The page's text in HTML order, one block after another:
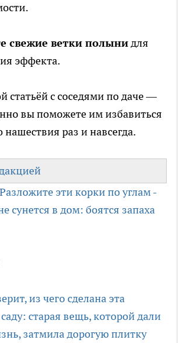
свежие ветки полынидля
эффекта.
статьёй с соседями по даче —
вы поможете им избавиться
нашествия раз и навсегда.
Разложите эти корки по углам -
сунется в дом: боятся запаха
из чего сделана эта
старая вещь, которой дали
затмила дорогую плитку